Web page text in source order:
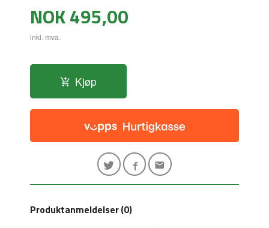
Pris
NOK495,00
inkl. mva.
Kjøp
Produktanmeldelser (0)